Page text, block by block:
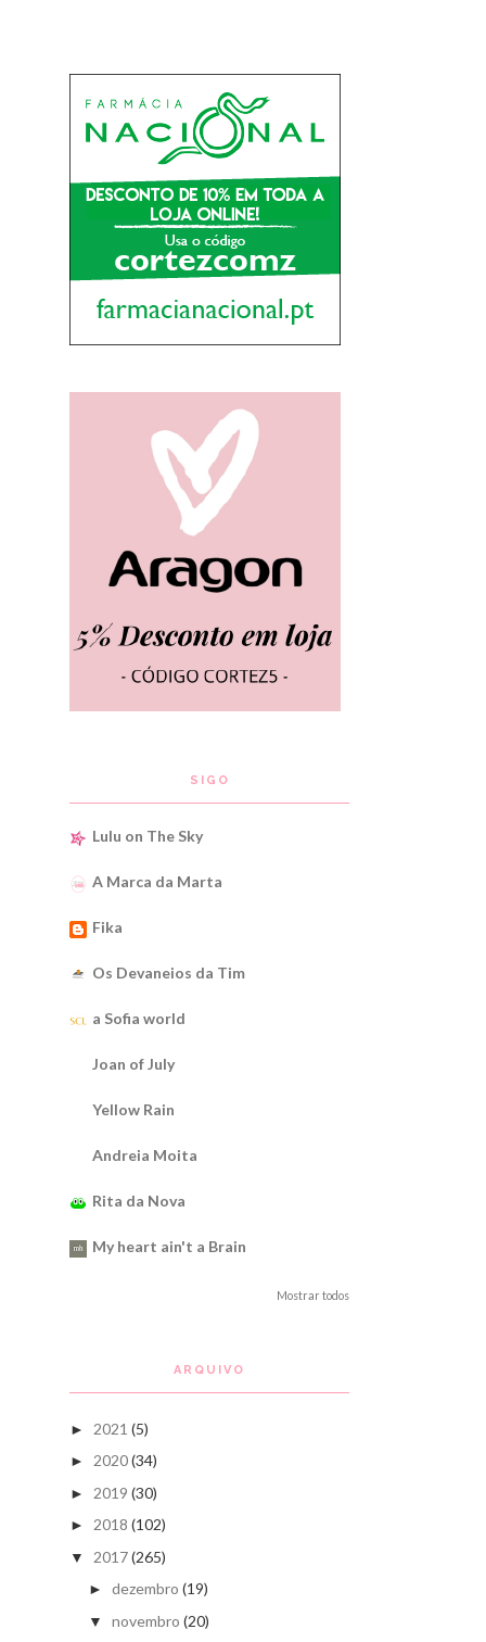
SIGO
Lulu on The Sky
A Marca da Marta
Fika
Os Devaneios da Tim
a Sofia world
Joan of July
Yellow Rain
Andreia Moita
Rita da Nova
My heart ain't a Brain
Mostrar todos
ARQUIVO
► 2021 (5)
► 2020(34)
► 2019 (30)
► 2018 (102)
▼ 2017(265)
► dezembro (19)
▼ novembro (20)